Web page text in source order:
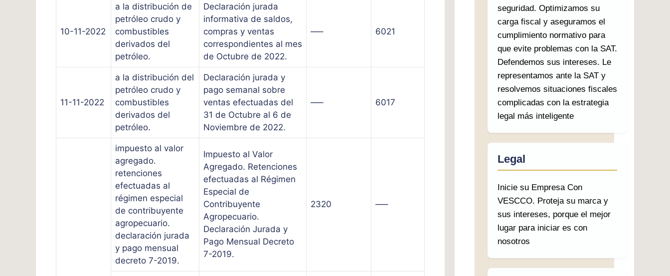
10-11-2022
a la distribución de
petróleo crudo y
combustibles
derivados del
petróleo.
Declaración jurada
informativa de saldos,
compras y ventas
correspondientes al mes
de Octubre de 2022.
—– 6021
11-11-2022
a la distribución del
petróleo crudo y
combustibles
derivados del
petróleo.
Declaración jurada y
pago semanal sobre
ventas efectuadas del
31 de Octubre al 6 de
Noviembre de 2022.
—– 6017
impuesto al valor
agregado.
retenciones
efectuadas al
régimen especial
de contribuyente
agropecuario.
declaración jurada
y pago mensual
decreto 7-2019.
Impuesto al Valor
Agregado. Retenciones
efectuadas al Régimen
Especial de
Contribuyente
Agropecuario.
Declaración Jurada y
Pago Mensual Decreto
7-2019.
2320 —–
seguridad. Optimizamos su
carga fiscal y aseguramos el
cumplimiento normativo para
que evite problemas con la SAT.
Defendemos sus intereses. Le
representamos ante la SAT y
resolvemos situaciones fiscales
complicadas con la estrategia
legal más inteligente
Legal
Inicie su Empresa Con
VESCCO. Proteja su marca y
sus intereses, porque el mejor
lugar para iniciar es con
nosotros